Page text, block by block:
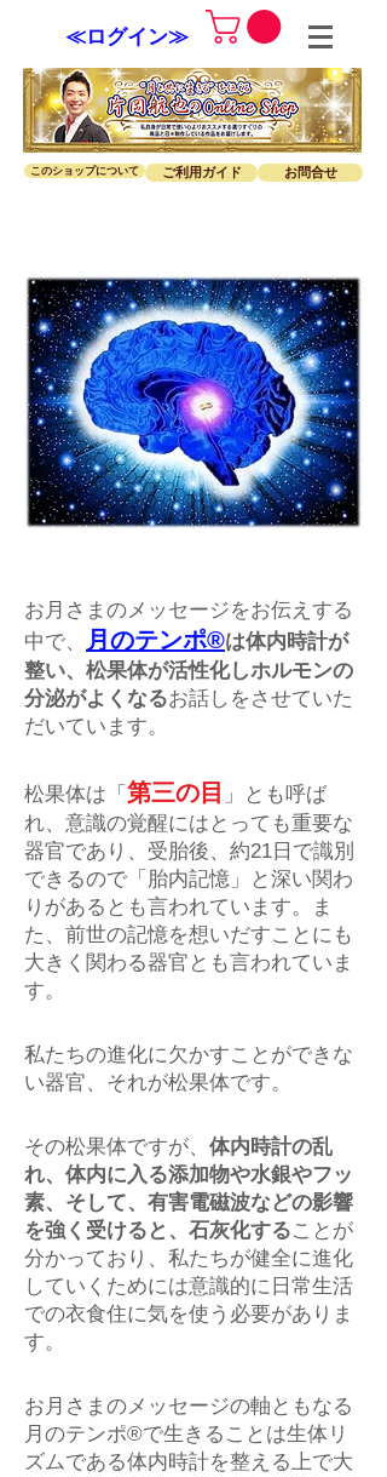
≪ログイン≫
このショップについて ご利用ガイド お問合せ
お月さまのメッセージをお伝えする
中で、
月のテンポ®は体内時計が
整い、松果体が活性化しホルモンの
分泌がよくなるお話しをさせていた
だいています。
松果体は「 第三の目 」とも呼ば
れ、意識の覚醒にはとっても重要な
器官であり、受胎後、約21日で識別
できるので「胎内記憶」と深い関わ
りがあるとも言われています。ま
た、前世の記憶を想いだすことにも
大きく関わる器官とも言われていま
す。
私たちの進化に欠かすことができな
い器官、それが松果体です。
その松果体ですが、 体内時計の乱
れ、体内に入る添加物や水銀やフッ
素、そして、有害電磁波などの影響
を強く受けると、石灰化することが
分かっており、私たちが健全に進化
していくためには意識的に日常生活
での衣食住に気を使う必要がありま
す。
お月さまのメッセージの軸ともなる
月のテンポ®で生きることは生体リ
ズムである体内時計を整える上で大